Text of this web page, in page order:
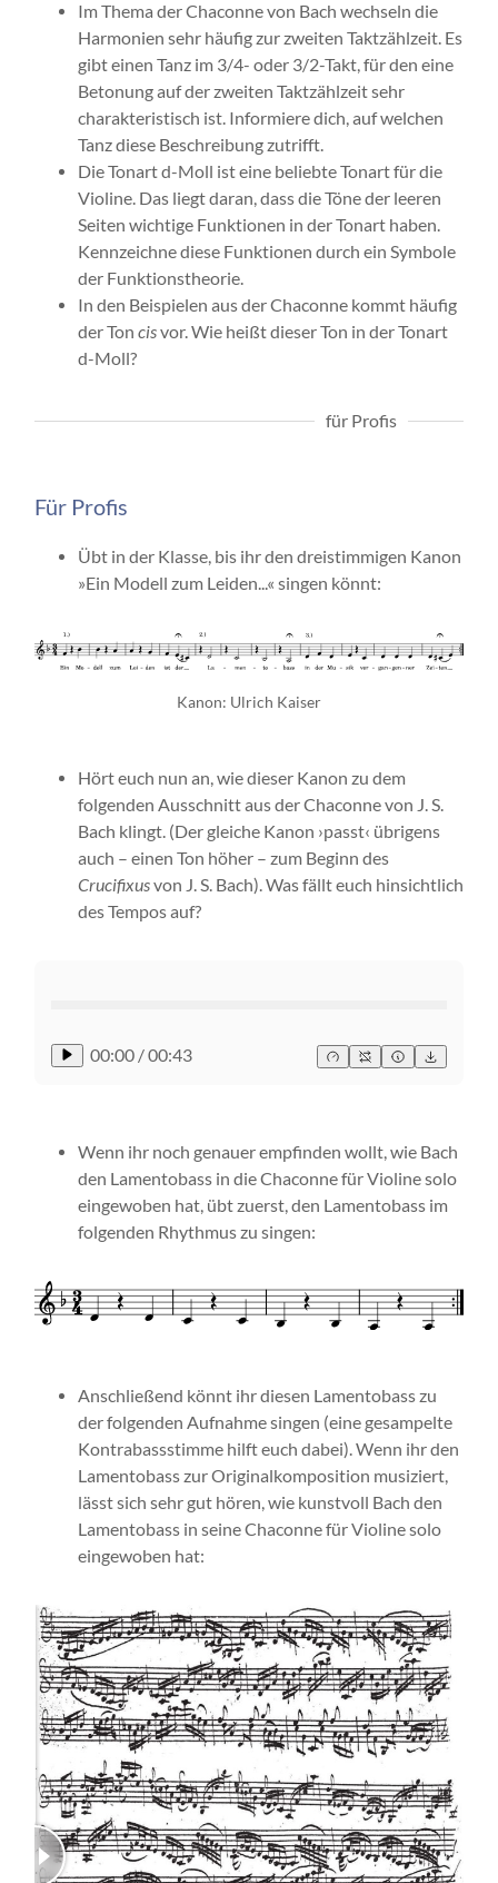
Im Thema der Chaconne von Bach wechseln die
Harmonien sehr häufig zur zweiten Taktzählzeit. Es
gibt einen Tanz im 3/4- oder 3/2-Takt, für den eine
Betonung auf der zweiten Taktzählzeit sehr
charakteristisch ist. Informiere dich, auf welchen
Tanz diese Beschreibung zutrifft.
Die Tonart d-Moll ist eine beliebte Tonart für die
Violine. Das liegt daran, dass die Töne der leeren
Seiten wichtige Funktionen in der Tonart haben.
Kenn­zeichne diese Funktionen durch ein Symbole
der Funktionstheorie.
In den Beispielen aus der Chaconne kommt häufig
der Ton cisvor. Wie heißt dieser Ton in der Tonart
d-Moll?
für Profis
Für Profis
Übt in der Klasse, bis ihr den dreistimmigen Kanon
»Ein Modell zum Leiden...« singen könnt:
Kanon: Ulrich Kaiser
Hört euch nun an, wie dieser Kanon zu dem
folgenden Ausschnitt aus der Chaconne von J. S.
Bach klingt. (Der gleiche Kanon ›passt‹ übrigens
auch – einen Ton höher – zum Beginn des
Crucifixusvon J. S. Bach). Was fällt euch hinsichtlich
des Tempos auf?
00:00 /00:43
Wenn ihr noch genauer empfinden wollt, wie Bach
den Lamentobass in die Chaconne für Violine solo
eingewoben hat, übt zuerst, den Lamentobass im
folgenden Rhythmus zu singen:
Anschließend könnt ihr diesen Lamentobass zu
der folgenden Aufnahme singen (eine gesampelte
Kontrabassstimme hilft euch dabei). Wenn ihr den
Lamentobass zur Originalkomposition musiziert,
lässt sich sehr gut hören, wie kunstvoll Bach den
Lamentobass in seine Chaconne für Violine solo
eingewoben hat: